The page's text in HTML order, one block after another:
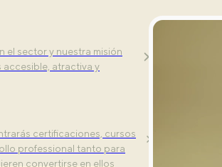
nuesta experiencia
necesitas saber.
el sector y nuestra misión
accesible, atractiva y
certificaciones, cursos
professional tanto para
convertirse en ellos